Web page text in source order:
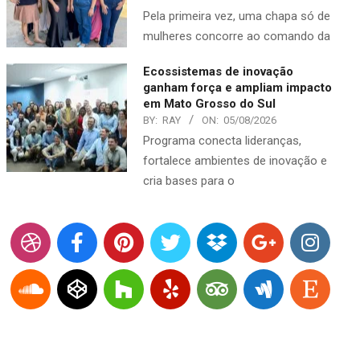
Pela primeira vez, uma chapa só de
mulheres concorre ao comando da
Ecossistemas de inovação
ganham força e ampliam impacto
em Mato Grosso do Sul
BY: RAY ON: 05/08/2026
Programa conecta lideranças,
fortalece ambientes de inovação e
cria bases para o